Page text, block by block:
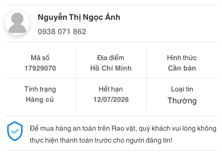
Nguyễn Thị Ngọc Ánh
0938 071 862
Mã số
17929070
Địa điểm
Hồ Chí Minh
Hình thức
Cần bán
Tình trạng
Hàng cũ
Hết hạn
12/07/2026
Loại tin
Thường
Để mua hàng an toàn trên Rao vặt, quý khách vui lòng không
thực hiện thanh toán trước cho người đăng tin!